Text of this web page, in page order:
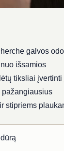
galvos
išsamios
tiksliai įvertinti
stipriems